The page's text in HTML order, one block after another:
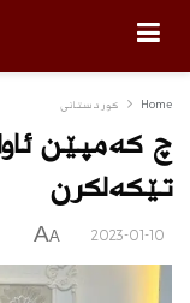
Home كوردستانى
چ كه‌مپێن
تێكه‌لكرن
2023-01-10
A
A